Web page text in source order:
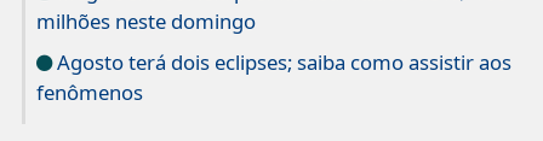
milhões neste domingo
Agosto terá dois eclipses; saiba como assistir aos
fenômenos